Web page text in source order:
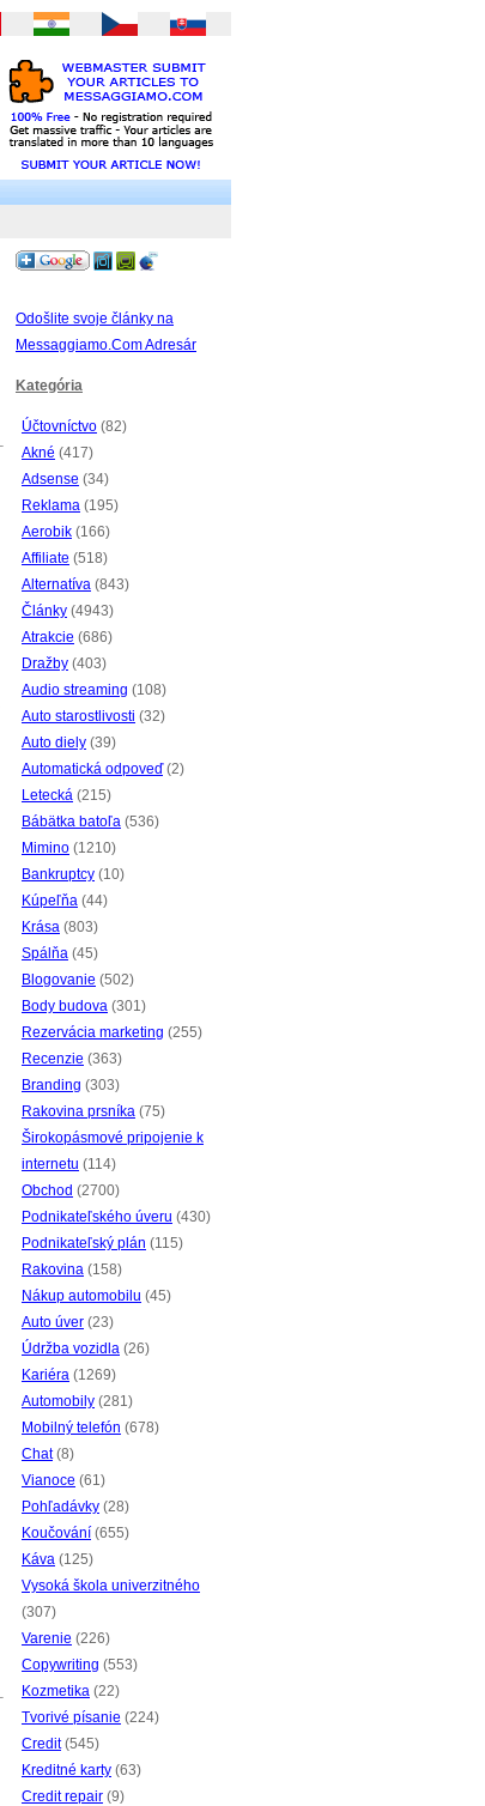
Odošlite svoje články na
Messaggiamo.Com Adresár
Kategória
Účtovníctvo (82)
Akné (417)
Adsense (34)
Reklama (195)
Aerobik (166)
Affiliate (518)
Alternatíva (843)
Články (4943)
Atrakcie (686)
Dražby (403)
Audio streaming (108)
Auto starostlivosti (32)
Auto diely (39)
Automatická odpoveď(2)
Letecká (215)
Bábätka batoľa (536)
Mimino (1210)
Bankruptcy (10)
Kúpeľňa (44)
Krása (803)
Spálňa (45)
Blogovanie (502)
Body budova (301)
Rezervácia marketing (255)
Recenzie (363)
Branding (303)
Rakovina prsníka (75)
Širokopásmové pripojenie k
internetu (114)
Obchod (2700)
Podnikateľského úveru (430)
Podnikateľský plán (115)
Rakovina (158)
Nákup automobilu (45)
Auto úver (23)
Údržba vozidla (26)
Kariéra (1269)
Automobily (281)
Mobilný telefón (678)
Chat(8)
Vianoce (61)
Pohľadávky (28)
Koučování (655)
Káva (125)
Vysoká škola univerzitného
(307)
Varenie (226)
Copywriting (553)
Kozmetika (22)
Tvorivé písanie (224)
Credit(545)
Kreditné karty (63)
Credit repair (9)